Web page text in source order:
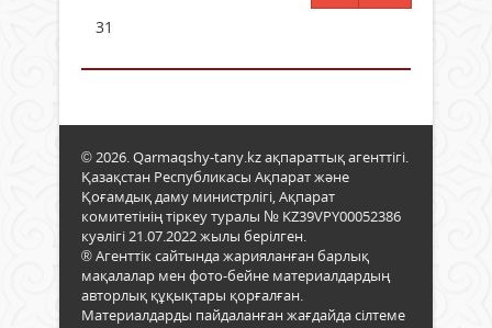
31
© 2026. Qarmaqshy-tany.kz ақпараттық агенттігі.
Қазақстан Республикасы Ақпарат және
Қоғамдық даму министрлігі, Ақпарат
комитетінің тіркеу туралы № KZ39VPY00052386
куәлігі 21.07.2022 жылы берілген.
® Агенттік сайтында жарияланған барлық
мақалалар мен фото-бейне материалдардың
авторлық құқықтары қорғалған.
Материалдарды пайдаланған жағдайда сілтеме